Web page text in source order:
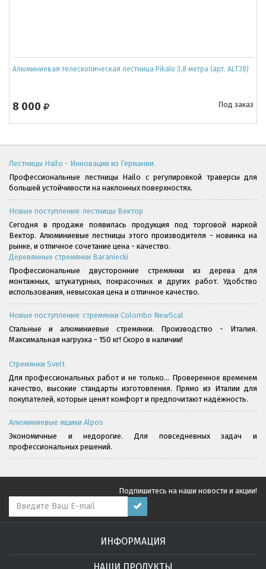
Алюминиевая телескопическая лестница Pikalo 3,8 метра (арт. ALT38)
8 000 Под заказ
Лестницы Hailo - Инновации из Германии.
Профессиональные лестницы Hailo с регулировкой траверсы для
большей устойчивости на наклонных поверхностях.
Новые поступления: лестницы Вектор
Сегодня в продаже появилась продукция под торговой маркой
Вектор. Алюминиевые лестницы этого производителя - новинка на
рынке, и отличное сочетание цена - качество.
Деревянные стремянки Baraniecki
Профессиональные двусторонние стремянки из дерева для
монтажных, штукатурных, покрасочных и других работ. Удобство
использования, невысокая цена и отличное качество.
Новые поступления: стремянки Colombo NewScal
Стальные и алюминиевые стремянки. Производство - Италия.
Максимальная нагрузка - 150 кг! Скоро в наличии!
Стремянки Svelt
Для профессиональных работ и не только... Проверенное временем
качество, высокие стандарты изготовления. Прямо из Италии для
покупателей, которые ценят комфорт и предпочитают надёжность.
Алюминиевые ящики Alpos
Экономичные и недорогие. Для повседневных задач и
профессиональных решений.
Подпишитесь на наши новости и акции!
ИНФОРМАЦИЯ